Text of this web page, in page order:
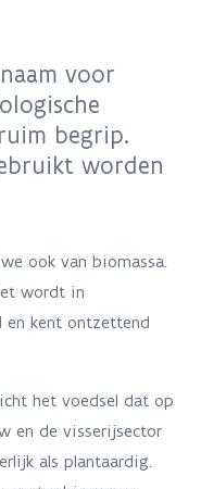
voor
begrip.
worden
ook van biomassa.
wordt in
en kent ontzettend
het voedsel dat op
en de visserijsector
als plantaardig.